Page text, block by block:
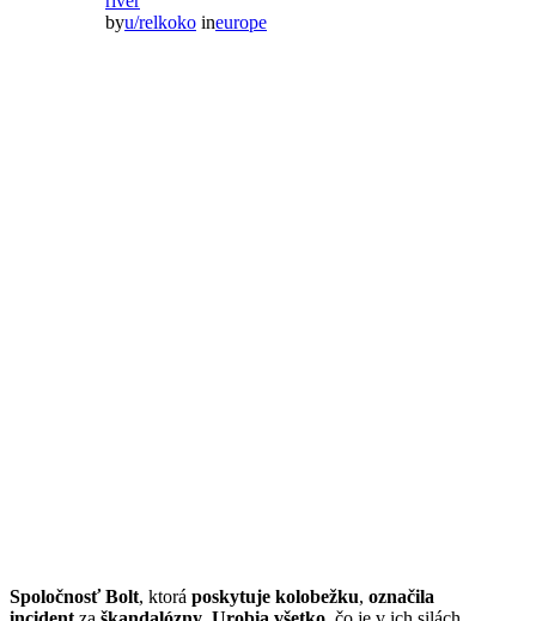
byu/relkoko ineurope
Spoločnosť Bolt, ktorá poskytuje kolobežku, označila